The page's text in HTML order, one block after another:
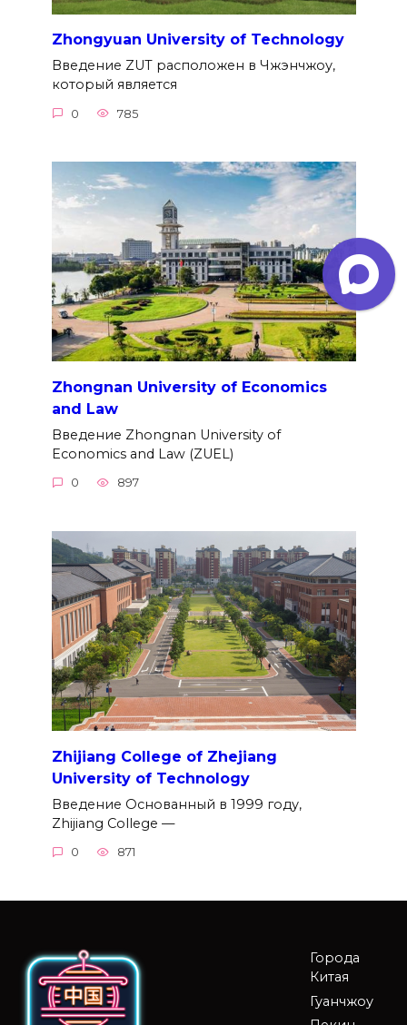
Zhongyuan University of Technology
Введение ZUT расположен в Чжэнчжоу,
который является
0 785
Zhongnan University of Economics
and Law
Введение Zhongnan University of
Economics and Law (ZUEL)
0 897
Zhijiang College of Zhejiang
University of Technology
Введение Основанный в 1999 году,
Zhijiang College —
0 871
Города
Китая
Гуанчжоу